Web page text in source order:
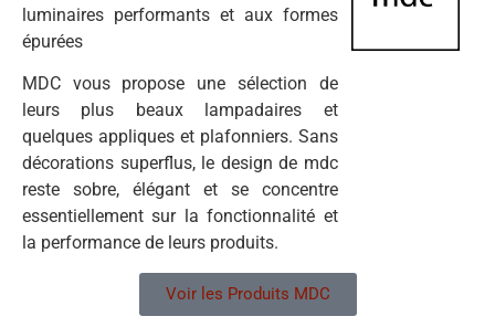
luminaires performants et aux formes
épurées
MDC vous propose une sélection de
leurs plus beaux lampadaires et
quelques appliques et plafonniers. Sans
décorations superflus, le design de mdc
reste sobre, élégant et se concentre
essentiellement sur la fonctionnalité et
la performance de leurs produits.
Voir les Produits MDC